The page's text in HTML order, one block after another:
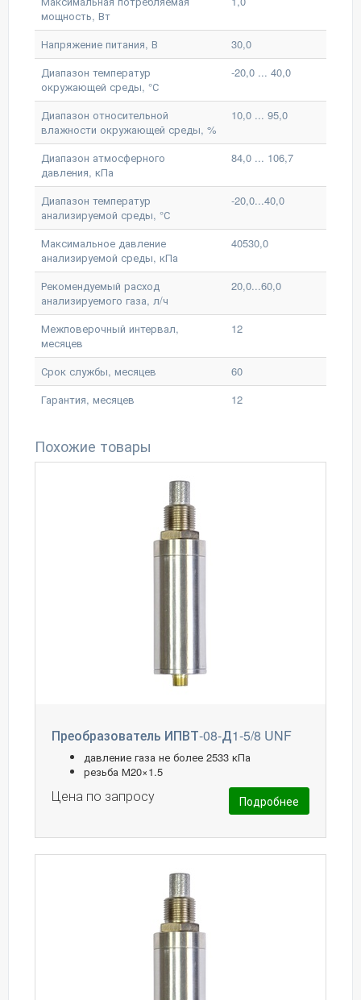
мощность, Вт
Напряжение питания, В
30,0
Диапазон температур
окружающей среды, °С
-20,0 ... 40,0
Диапазон относительной
влажности окружающей среды, %
10,0 ... 95,0
Диапазон атмосферного
давления, кПа
84,0 ... 106,7
Диапазон температур
анализируемой среды, °С
-20,0...40,0
Максимальное давление
анализируемой среды, кПа
40530,0
Рекомендуемый расход
анализируемого газа, л/ч
20,0...60,0
Межповерочный интервал,
месяцев
12
Срок службы, месяцев
60
Гарантия, месяцев
12
Похожие товары
Преобразователь ИПВТ-08-Д1-5/8 UNF
давление газа не более 2533 кПа
резьба М20×1.5
Цена по запросу Подробнее